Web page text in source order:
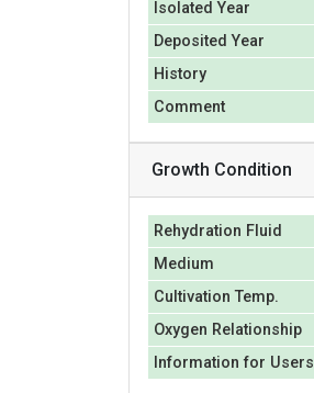
Isolated Year
Deposited Year
History
Comment
Growth Condition
Rehydration Fluid
Medium
Cultivation Temp.
Oxygen Relationship
Information for Users